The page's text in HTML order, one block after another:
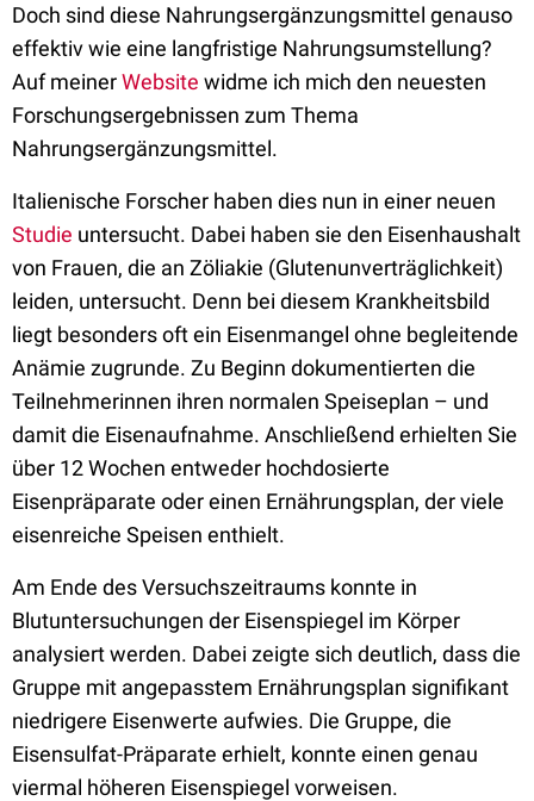
Doch sind diese Nahrungsergänzungsmittel genauso
effektiv wie eine langfristige Nahrungsumstellung?
Auf meinerWebsite widme ich mich den neuesten
Forschungsergebnissen zum Thema
Nahrungsergänzungsmittel.
Italienische Forscher haben dies nun in einer neuen
Studie untersucht. Dabei haben sie den Eisenhaushalt
von Frauen, die an Zöliakie (Glutenunverträglichkeit)
leiden, untersucht. Denn bei diesem Krankheitsbild
liegt besonders oft ein Eisenmangel ohne begleitende
Anämie zugrunde. Zu Beginn dokumentierten die
Teilnehmerinnen ihren normalen Speiseplan – und
damit die Eisenaufnahme. Anschließend erhielten Sie
über 12 Wochen entweder hochdosierte
Eisenpräparate oder einen Ernährungsplan, der viele
eisenreiche Speisen enthielt.
Am Ende des Versuchszeitraums konnte in
Blutuntersuchungen der Eisenspiegel im Körper
analysiert werden. Dabei zeigte sich deutlich, dass die
Gruppe mit angepasstem Ernährungsplan signifikant
niedrigere Eisenwerte aufwies. Die Gruppe, die
Eisensulfat-Präparate erhielt, konnte einen genau
viermal höheren Eisenspiegel vorweisen.